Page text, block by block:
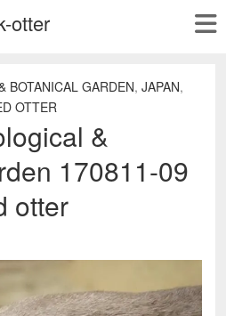
otter
BOTANICAL GARDEN, JAPAN,
OTTER
&
170811-09
otter